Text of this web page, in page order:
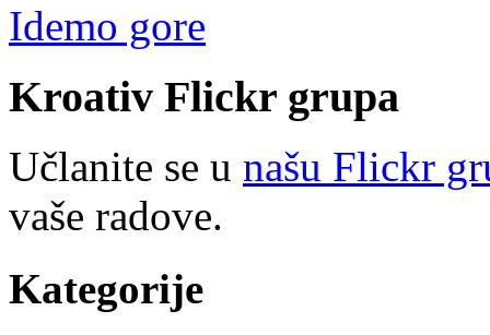
Idemo gore
Kroativ Flickr grupa
Učlanite se u našu Flickr
vaše radove.
Kategorije